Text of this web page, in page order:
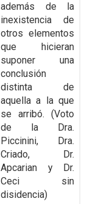
además de la
inexistencia de
otros elementos
que hicieran
suponer una
conclusión
distinta de
aquella a la que
se arribó. (Voto
de la Dra.
Piccinini, Dra.
Criado, Dr.
Apcarian y Dr.
Ceci sin
disidencia)